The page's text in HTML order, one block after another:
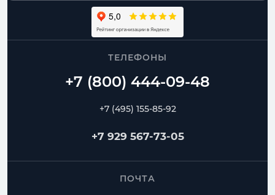
доставка, самовывоз, работа с монтажниками
Частые вопросы
Можно ли изготовить нестандартный размер?
ТЕЛЕФОНЫ
+7 (495) 155-85-92
+7 929 567-73-05
ПОЧТА